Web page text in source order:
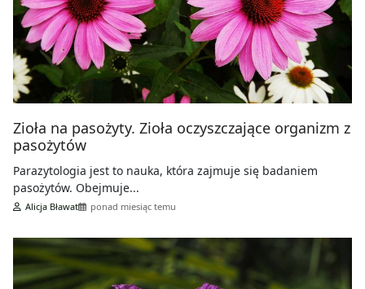
Zioła na pasożyty. Zioła oczyszczające organizm z
pasożytów
Parazytologia jest to nauka, która zajmuje się badaniem
pasożytów. Obejmuje...
Alicja Bławat ponad miesiąc temu